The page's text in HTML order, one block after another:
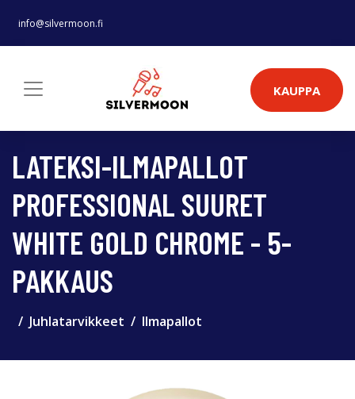
info@silvermoon.fi
KAUPPA
LATEKSI-ILMAPALLOT
PROFESSIONAL SUURET
WHITE GOLD CHROME - 5-
PAKKAUS
Juhlatarvikkeet Ilmapallot